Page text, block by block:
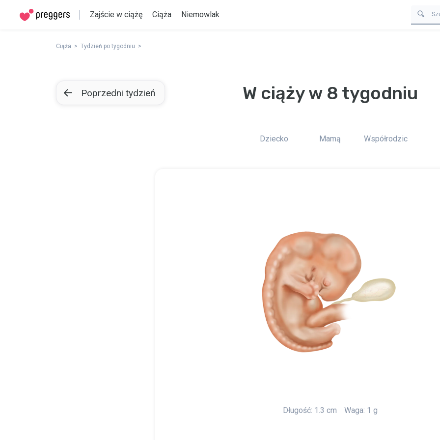
Zajście w ciążę Ciąża Niemowlak
Ciąża Tydzień po tygodniu
Poprzedni tydzień W ciąży w 8 tygodniu
Dziecko Mamą Współrodzic
Długość: 1.3 cm Waga: 1 g